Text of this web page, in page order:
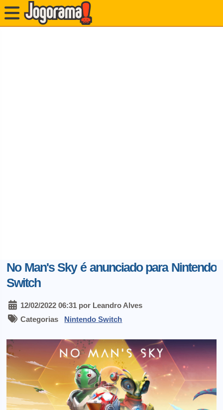
No Man's Sky é anunciado para Nintendo
Switch
12/02/2022 06:31 por Leandro Alves
Categorias Nintendo Switch